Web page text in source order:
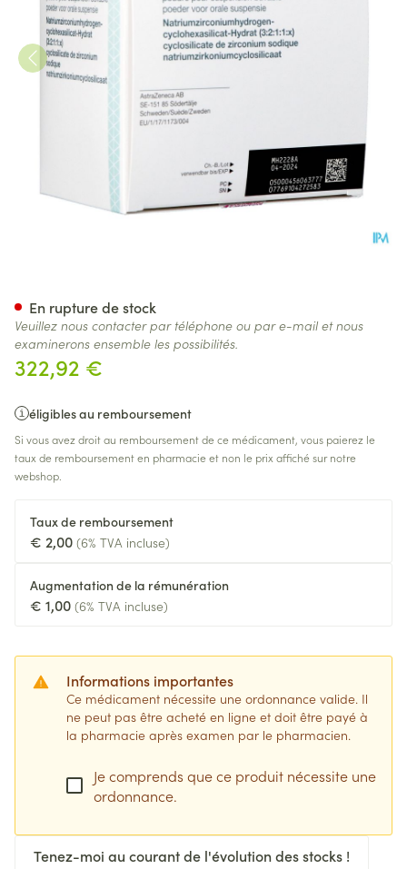
322,92 €
éligibles au remboursement
Si vous avez droit au remboursement de ce médicament, vous paierez le
taux de remboursement en pharmacie et non le prix affiché sur notre
webshop.
Taux de remboursement
€ 2,00 (6% TVA incluse)
Augmentation de la rémunération
€ 1,00 (6% TVA incluse)
Informations importantes
Ce médicament nécessite une ordonnance valide. Il
ne peut pas être acheté en ligne et doit être payé à
la pharmacie après examen par le pharmacien.
Je comprends que ce produit nécessite une
ordonnance.
Tenez-moi au courant de l'évolution des stocks !
En rupture de stock
Veuillez nous contacter par téléphone ou par e-mail et nous
examinerons ensemble les possibilités.